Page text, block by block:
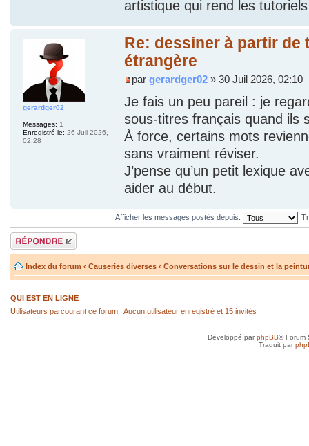
artistique qui rend les
Re: dessiner à partir
étrangère
pargerardger02 » 30 Juil 2026, 02:10
Je fais un peu pareil : je
sous-titres français quand ils
À force, certains mots
sans vraiment réviser.
J’pense qu’un petit lexique
aider au début.
gerardger02
Messages: 1
Enregistré le: 26 Juil 2026,
02:28
Afficher les messages postés depuis:
Répondre
Index du forum ‹ Causeries diverses ‹ Conversations sur le dessin et la
QUI EST EN LIGNE
Utilisateurs parcourant ce forum : Aucun utilisateur enregistré et 15 invités
Développé parphpBB® Forum
Traduit par